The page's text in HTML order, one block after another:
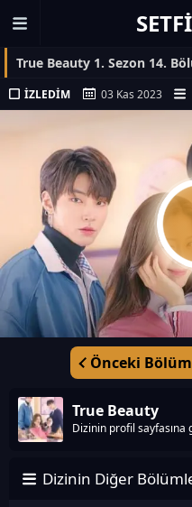
True Beauty 1. Sezon 14.
İZLEDIM 03 Kas 2023
Önceki Bölüm
True Beauty
Dizinin profil sayfasına
Dizinin Diğer